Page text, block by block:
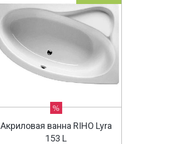
%
Акриловая ванна RIHO Lyra
153 L